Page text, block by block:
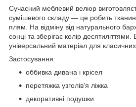
Сучасний меблевий велюр
сумішевого складу — це робить
плям. На відміну від натурального
сонці та зберігає колір
універсальний матеріал для класичних
Застосування:
оббивка дивана і крісел
перетяжка узголів'я ліжка
декоративні подушки